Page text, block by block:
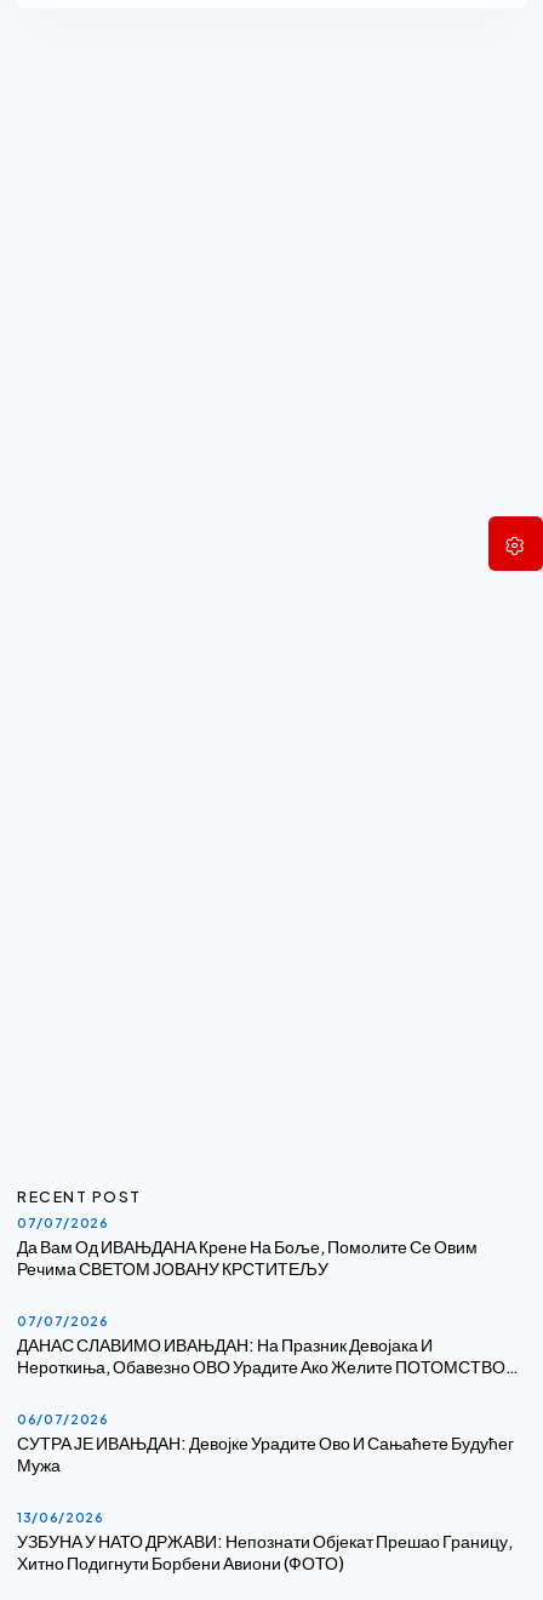
RECENT POST
07/07/2026
Да Вам Од ИВАЊДАНА Крене На Боље, Помолите Се Овим
Речима СВЕТОМ ЈОВАНУ КРСТИТЕЉУ
07/07/2026
ДАНАС СЛАВИМО ИВАЊДАН: На Празник Девојака И
Нероткиња, Обавезно ОВО Урадите Ако Желите ПОТОМСТВО…
06/07/2026
СУТРА ЈЕ ИВАЊДАН: Девојке Урадите Ово И Сањаћете Будућег
Мужа
13/06/2026
УЗБУНА У НАТО ДРЖАВИ: Непознати Објекат Прешао Границу,
Хитно Подигнути Борбени Авиони (ФОТО)